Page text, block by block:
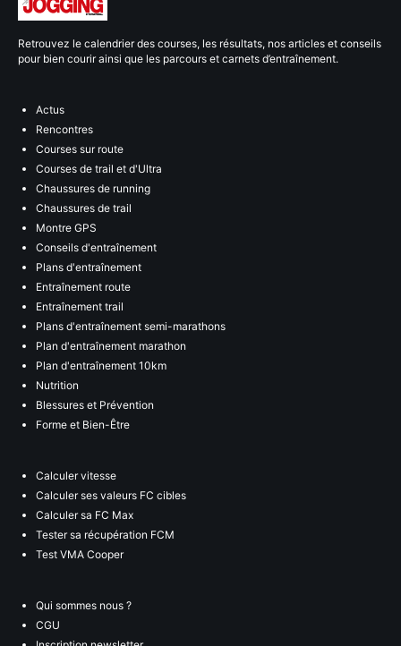
Retrouvez le calendrier des courses, les résultats, nos articles et conseils
pour bien courir ainsi que les parcours et carnets d’entraînement.
Actus
Rencontres
Courses sur route
Courses de trail et d'Ultra
Chaussures de running
Chaussures de trail
Montre GPS
Conseils d'entraînement
Plans d'entraînement
Entraînement route
Entraînement trail
Plans d'entraînement semi-marathons
Plan d'entraînement marathon
Plan d'entraînement 10km
Nutrition
Blessures et Prévention
Forme et Bien-Être
Calculer vitesse
Calculer ses valeurs FC cibles
Calculer sa FC Max
Tester sa récupération FCM
Test VMA Cooper
Qui sommes nous ?
CGU